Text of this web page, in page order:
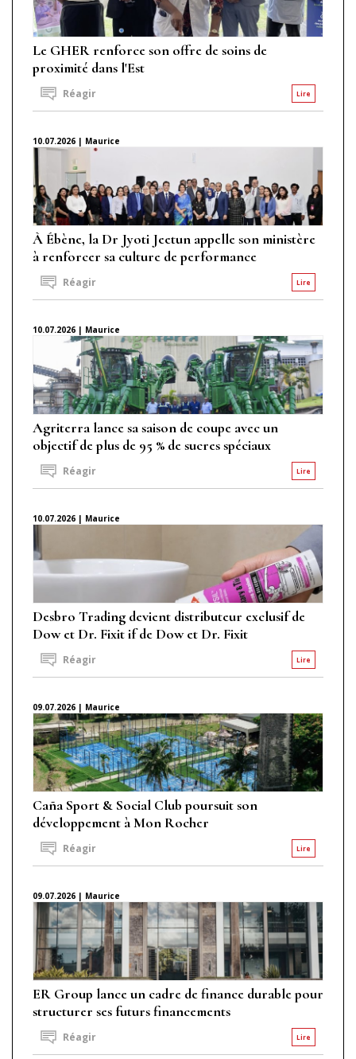
Le GHER renforce son offre de soins de
proximité dans l'Est
Lire
Réagir
10.07.2026 | Maurice
À Ébène, la Dr Jyoti Jeetun appelle son ministère
à renforcer sa culture de performance
Lire
Réagir
10.07.2026 | Maurice
Agriterra lance sa saison de coupe avec un
objectif de plus de 95 % de sucres spéciaux
Lire
Réagir
10.07.2026 | Maurice
Desbro Trading devient distributeur exclusif de
Dow et Dr. Fixit if de Dow et Dr. Fixit
Lire
Réagir
09.07.2026 | Maurice
Caña Sport & Social Club poursuit son
développement à Mon Rocher
Lire
Réagir
09.07.2026 | Maurice
ER Group lance un cadre de finance durable pour
structurer ses futurs financements
Lire
Réagir